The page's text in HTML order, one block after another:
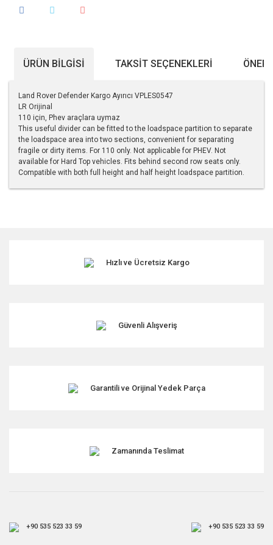
ÜRÜN BILGISI TAKSIT SEÇENEKLERI
Land Rover Defender Kargo Ayırıcı VPLES0547
LR Orijinal
110 için, Phev araçlara uymaz
This useful divider can be fitted to the loadspace partition to separate
the loadspace area into two sections, convenient for separating
fragile or dirty items. For 110 only. Not applicable for PHEV. Not
available for Hard Top vehicles. Fits behind second row seats only.
Compatible with both full height and half height loadspace partition.
Ürün resmi kalitesiz, bozuk veya görüntülenemiyor.
Ürün fiyatı diğer sitelerden daha pahalı.
Hızlı ve Ücretsiz Kargo
Güvenli Alışveriş
Garantili ve Orijinal Yedek Parça
Zamanında Teslimat
+90 535 523 33 59 +90 535 523 33 59